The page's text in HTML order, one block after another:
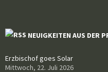
NEUIGKEITEN AUS DER
Erzbischof goes Solar
Mittwoch, 22. Juli 2026